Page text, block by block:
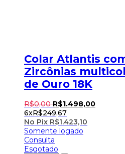
Colar Atlantis
Zircônias
de Ouro 18K
R$0,00 R$1.498,00
6xR$249,67
No Pix R$1.423,10
Somente logado
Consulta
Esgotado